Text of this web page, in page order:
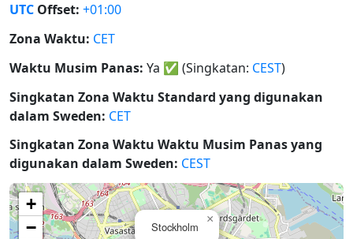
UTC Offset: +01:00
Zona Waktu: CET
Waktu Musim Panas: Ya ✅ (Singkatan: CEST)
Singkatan Zona Waktu Standard yang digunakan
dalam Sweden: CET
Singkatan Zona Waktu Waktu Musim Panas yang
digunakan dalam Sweden: CEST
Stockholm
×
+
−